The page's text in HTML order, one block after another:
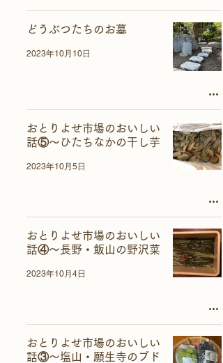
どうぶつたちのお墓
2023年10月10日
おとりよせ市場のおいしい
話⑤～ひたちなかの干し芋
2023年10月5日
おとりよせ市場のおいしい
話④～長野・飯山の野沢菜
2023年10月4日
おとりよせ市場のおいしい
話③～塩山・願生寺のブド